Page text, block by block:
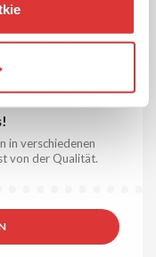
in verschiedenen
von der Qualität.